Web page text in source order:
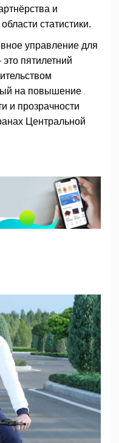
и
статистики.
управление для
пятилетний
на повышение
и прозрачности
Центральной